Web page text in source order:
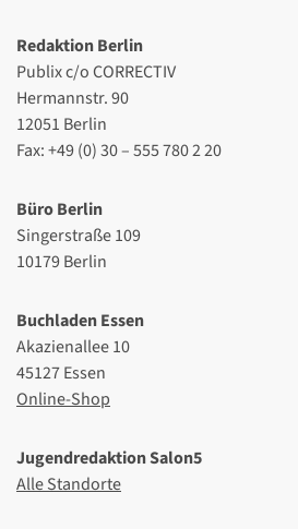
Redaktion Berlin
Publix c/o CORRECTIV
Hermannstr. 90
12051 Berlin
Fax: +49 (0) 30 – 555 780 2 20
Büro Berlin
Singerstraße 109
10179 Berlin
Buchladen Essen
Akazienallee 10
45127 Essen
Online-Shop
Jugendredaktion Salon5
Alle Standorte